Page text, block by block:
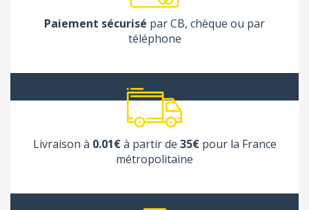
Paiement sécurisé par CB, chèque ou par
téléphone
Livraison à 0.01€à partir de 35€pour la France
métropolitaine